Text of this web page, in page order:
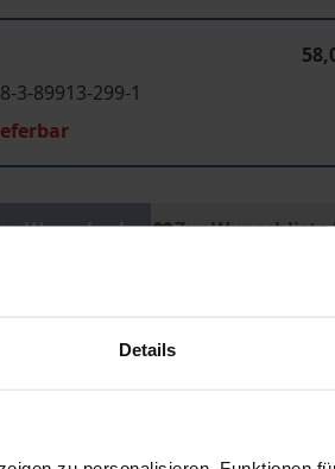
Details
3-89913-299-1
Warenkorb Zur